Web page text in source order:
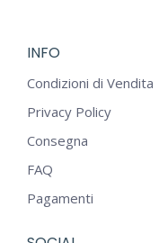
INFO
Condizioni di Vendita
Privacy Policy
Consegna
FAQ
Pagamenti